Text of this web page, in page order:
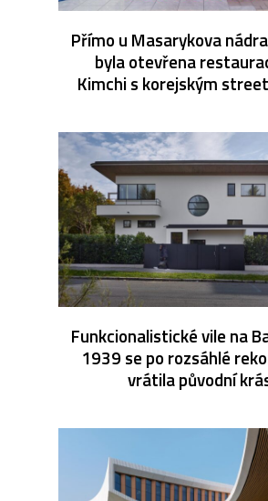
Přímo u Masarykova
byla otevřena
Kimchi s korejským
Funkcionalistické vile na
1939 se po rozsáhlé
vrátila původní